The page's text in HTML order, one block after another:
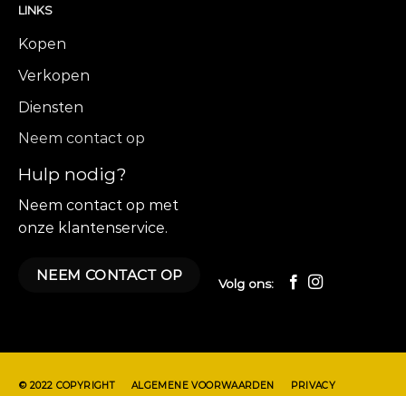
LINKS
Kopen
Verkopen
Diensten
Neem contact op
Hulp nodig?
Neem contact op met
onze klantenservice.
NEEM CONTACT OP Volg ons:
© 2022 COPYRIGHT ALGEMENE VOORWAARDEN PRIVACY